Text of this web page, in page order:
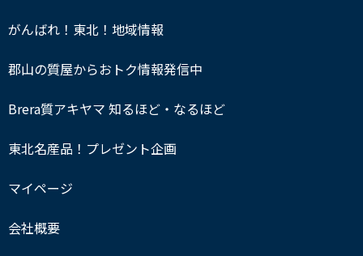
がんばれ！東北！地域情報
郡山の質屋からおトク情報発信中
Brera質アキヤマ 知るほど・なるほど
東北名産品！プレゼント企画
マイページ
会社概要